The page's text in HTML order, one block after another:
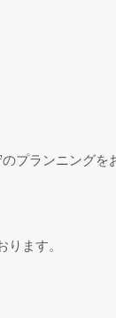
プランニング
ます。